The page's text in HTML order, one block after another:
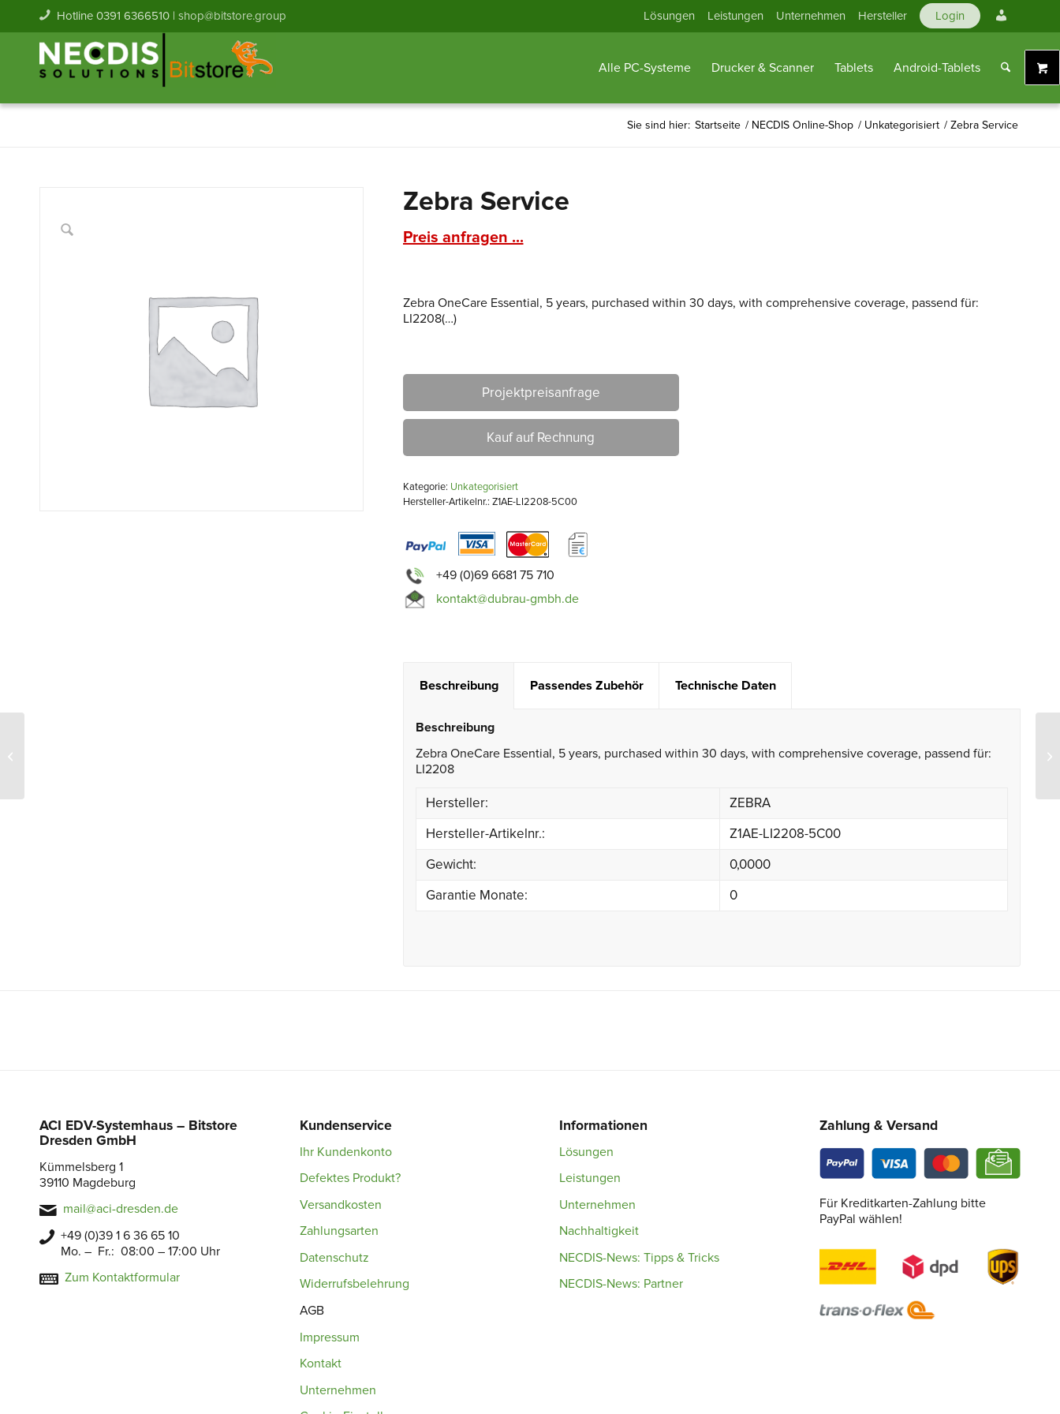
Lösungen Leistungen Unternehmen Hersteller Login
Konto
Hotline 0391 6366510 | shop@bitstore.group
Alle PC-Systeme Drucker & Scanner Tablets Android-Tablets
Sie sind hier: Startseite / NECDIS Online-Shop / Unkategorisiert / Zebra Service
Zebra Service
Preis anfragen ...
Zebra OneCare Essential, 5 years, purchased within 30 days, with comprehensive coverage, passend für:
LI2208(…)
Projektpreisanfrage
Kauf auf Rechnung
Kategorie: Unkategorisiert
Hersteller-Artikelnr.: Z1AE-LI2208-5C00
+49 (0)69 6681 75 710
kontakt@dubrau-gmbh.de
Beschreibung Passendes Zubehör Technische Daten
Beschreibung
Zebra OneCare Essential, 5 years, purchased within 30 days, with comprehensive coverage, passend für:
LI2208
Hersteller:
ZEBRA
Hersteller-Artikelnr.:
Z1AE-LI2208-5C00
Gewicht:
0,0000
Garantie Monate:
0
ACI EDV-Systemhaus – Bitstore
Dresden GmbH
Kümmelsberg 1
39110 Magdeburg
mail@aci-dresden.de
+49 (0)39 1 6 36 65 10
Mo. – Fr.: 08:00 – 17:00 Uhr
Zum Kontaktformular
Kundenservice
Ihr Kundenkonto
Defektes Produkt?
Versandkosten
Zahlungsarten
Datenschutz
Widerrufsbelehrung
AGB
Impressum
Kontakt
Unternehmen
Informationen
Lösungen
Leistungen
Unternehmen
Nachhaltigkeit
NECDIS-News: Tipps & Tricks
NECDIS-News: Partner
Zahlung & Versand
Für Kreditkarten-Zahlung bitte
PayPal wählen!